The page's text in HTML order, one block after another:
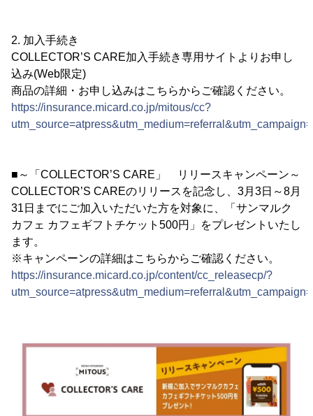
2. 加入手続き
COLLECTOR’S CARE加入手続き専用サイトよりお申し
込み(Web限定)
商品の詳細・お申し込みはこちらからご確認ください。
https://insurance.micard.co.jp/mitous/cc?
■～「COLLECTOR’S CARE」 リリースキャンペーン～
COLLECTOR’S CAREのリリースを記念し、3月3日～8月
31日までにご加入いただいた方を対象に、「サンマルク
カフェ カフェギフトチケット500円」をプレゼントいたし
ます。
※キャンペーンの詳細はこちらからご確認ください。
https://insurance.micard.co.jp/content/cc_releasecp/?